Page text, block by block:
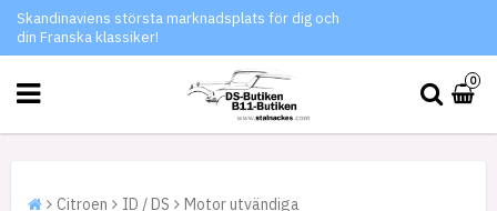
Skandinaviens största marknadsplats för dig och
din Franska klassiker!
0
Citroen ID / DS
Motor utvändiga